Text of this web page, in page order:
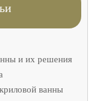
и их решения
ванны